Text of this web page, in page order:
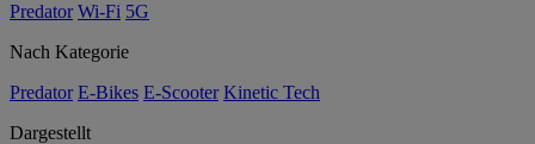
Predator Wi-Fi 5G
Nach Kategorie
Predator E-Bikes E-Scooter Kinetic Tech
Dargestellt